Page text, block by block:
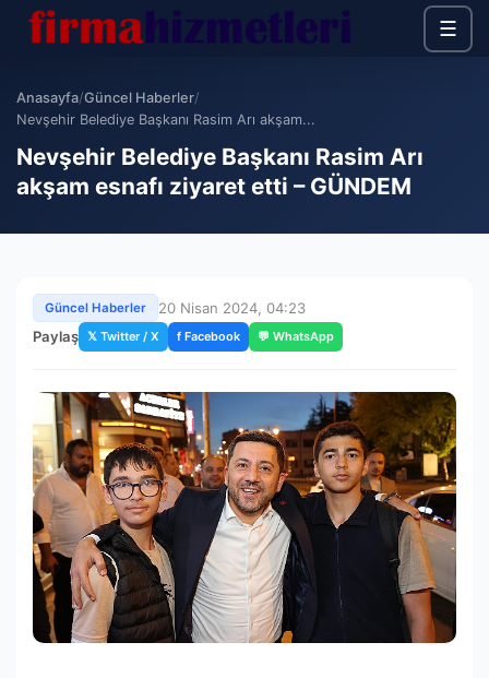
☰
Anasayfa/Güncel Haberler/
Nevşehir Belediye Başkanı Rasim Arı akşam...
Nevşehir Belediye Başkanı Rasim Arı
akşam esnafı ziyaret etti – GÜNDEM
Güncel Haberler
20 Nisan 2024, 04:23
Paylaş 𝕏 Twitter / X f Facebook 💬 WhatsApp